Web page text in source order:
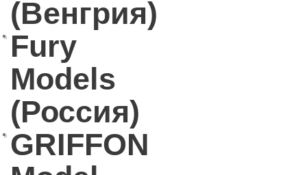
(Венгрия)
Fury
Models
(Россия)
GRIFFON